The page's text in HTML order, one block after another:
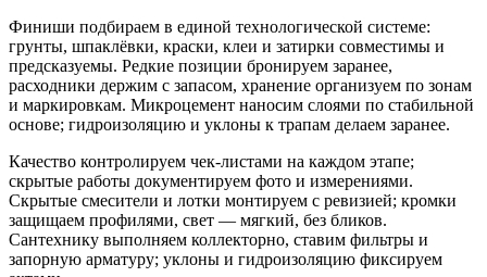
Финиши подбираем в единой технологической системе:
грунты, шпаклёвки, краски, клеи и затирки совместимы и
предсказуемы. Редкие позиции бронируем заранее,
расходники держим с запасом, хранение организуем по зонам
и маркировкам. Микроцемент наносим слоями по стабильной
основе; гидроизоляцию и уклоны к трапам делаем заранее.
Качество контролируем чек-листами на каждом этапе;
скрытые работы документируем фото и измерениями.
Скрытые смесители и лотки монтируем с ревизией; кромки
защищаем профилями, свет — мягкий, без бликов.
Сантехнику выполняем коллекторно, ставим фильтры и
запорную арматуру; уклоны и гидроизоляцию фиксируем